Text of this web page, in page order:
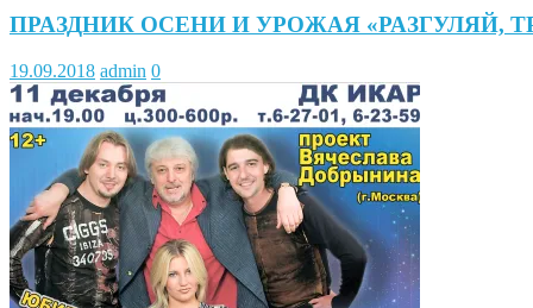
ПРАЗДНИК ОСЕНИ И УРОЖАЯ «РАЗГУЛЯЙ,
19.09.2018 admin 0